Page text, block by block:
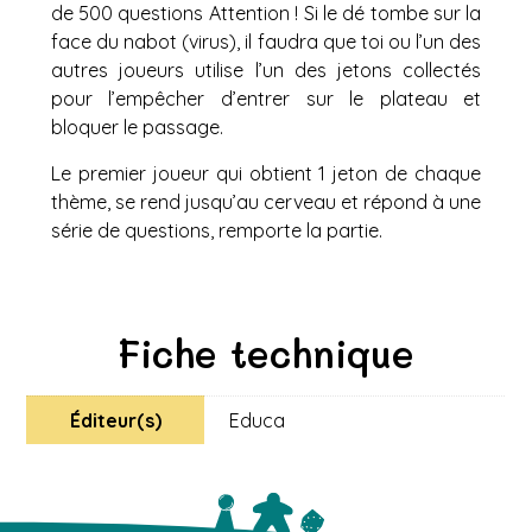
de 500 questions Attention ! Si le dé tombe sur la
face du nabot (virus), il faudra que toi ou l’un des
autres joueurs utilise l’un des jetons collectés
pour l’empêcher d’entrer sur le plateau et
bloquer le passage.
Le premier joueur qui obtient 1 jeton de chaque
thème, se rend jusqu’au cerveau et répond à une
série de questions, remporte la partie.
Fiche technique
Éditeur(s) Educa